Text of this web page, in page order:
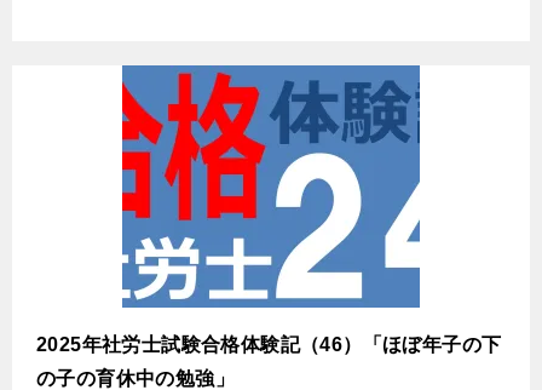
2025年社労士試験合格体験記（46）「ほぼ年子の下
の子の育休中の勉強」